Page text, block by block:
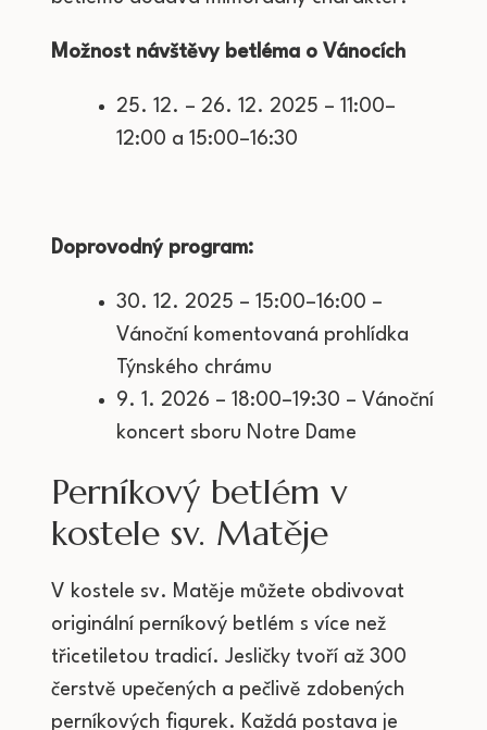
Možnost návštěvy betléma o Vánocích
25. 12. – 26. 12. 2025 – 11:00–
12:00 a 15:00–16:30
Doprovodný program:
30. 12. 2025 – 15:00–16:00 –
Vánoční komentovaná prohlídka
Týnského chrámu
9. 1. 2026 – 18:00–19:30 – Vánoční
koncert sboru Notre Dame
Perníkový betlém v
kostele sv. Matěje
V kostele sv. Matěje můžete obdivovat
originální perníkový betlém s více než
třicetiletou tradicí. Jesličky tvoří až 300
čerstvě upečených a pečlivě zdobených
perníkových figurek. Každá postava je